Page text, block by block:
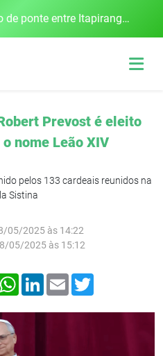
Edital para construção de ponte entre Itapiranga e Barra do Guarita deve ser lançado no segundo semestre
Prevost é eleito
nome Leão XIV
pelos 133 cardeais reunidos na
Sistina
05/2025 às 14:22
05/2025 às 15:12
WhatsApp
LinkedIn
Email